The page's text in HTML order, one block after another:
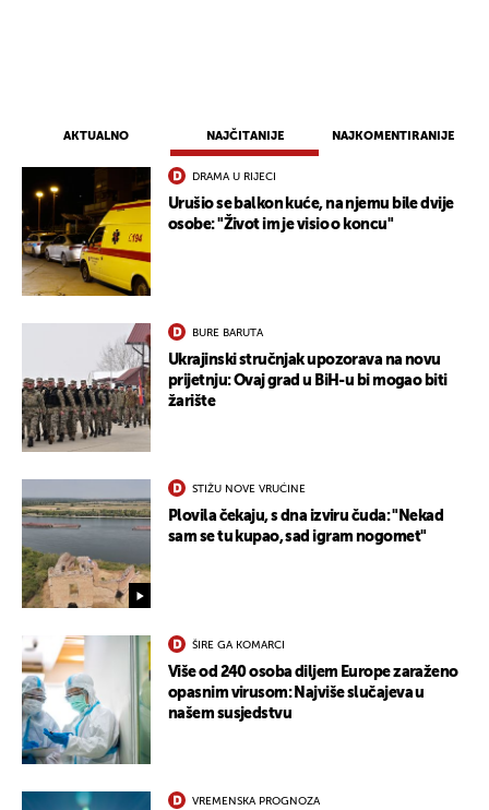
AKTUALNO NAJČITANIJE NAJKOMENTIRANIJE
DRAMA U RIJECI
Urušio se balkon kuće, na njemu bile dvije
osobe: "Život im je visio o koncu"
BURE BARUTA
Ukrajinski stručnjak upozorava na novu
prijetnju: Ovaj grad u BiH-u bi mogao biti
žarište
STIŽU NOVE VRUĆINE
Plovila čekaju, s dna izviru čuda: "Nekad
sam se tu kupao, sad igram nogomet"
ŠIRE GA KOMARCI
Više od 240 osoba diljem Europe zaraženo
opasnim virusom: Najviše slučajeva u
našem susjedstvu
VREMENSKA PROGNOZA